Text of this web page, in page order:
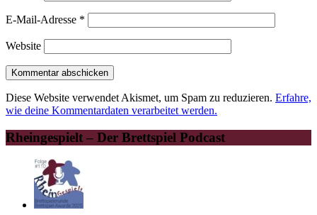
E-Mail-Adresse *
Website
Diese Website verwendet Akismet, um Spam zu reduzieren. Erfahre,
wie deine Kommentardaten verarbeitet werden.
Rheingespielt – Der Brettspiel Podcast